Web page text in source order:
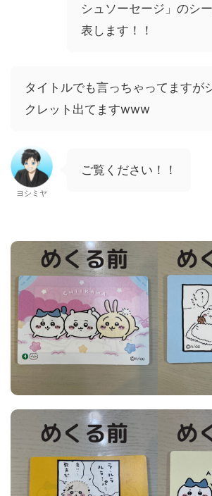
シュソーセージ」のシ
表します！！
タイトルでも言っちゃってますが
クレット出てますwww
ヨシミヤ
ご覧ください！！